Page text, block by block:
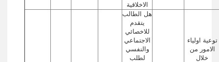
الاخلاقية
توعية اولياء
الامور من
خلال
هل الطالب
يتقدم
للاخصائي
الاجتماعي
والنفسي
لطلب